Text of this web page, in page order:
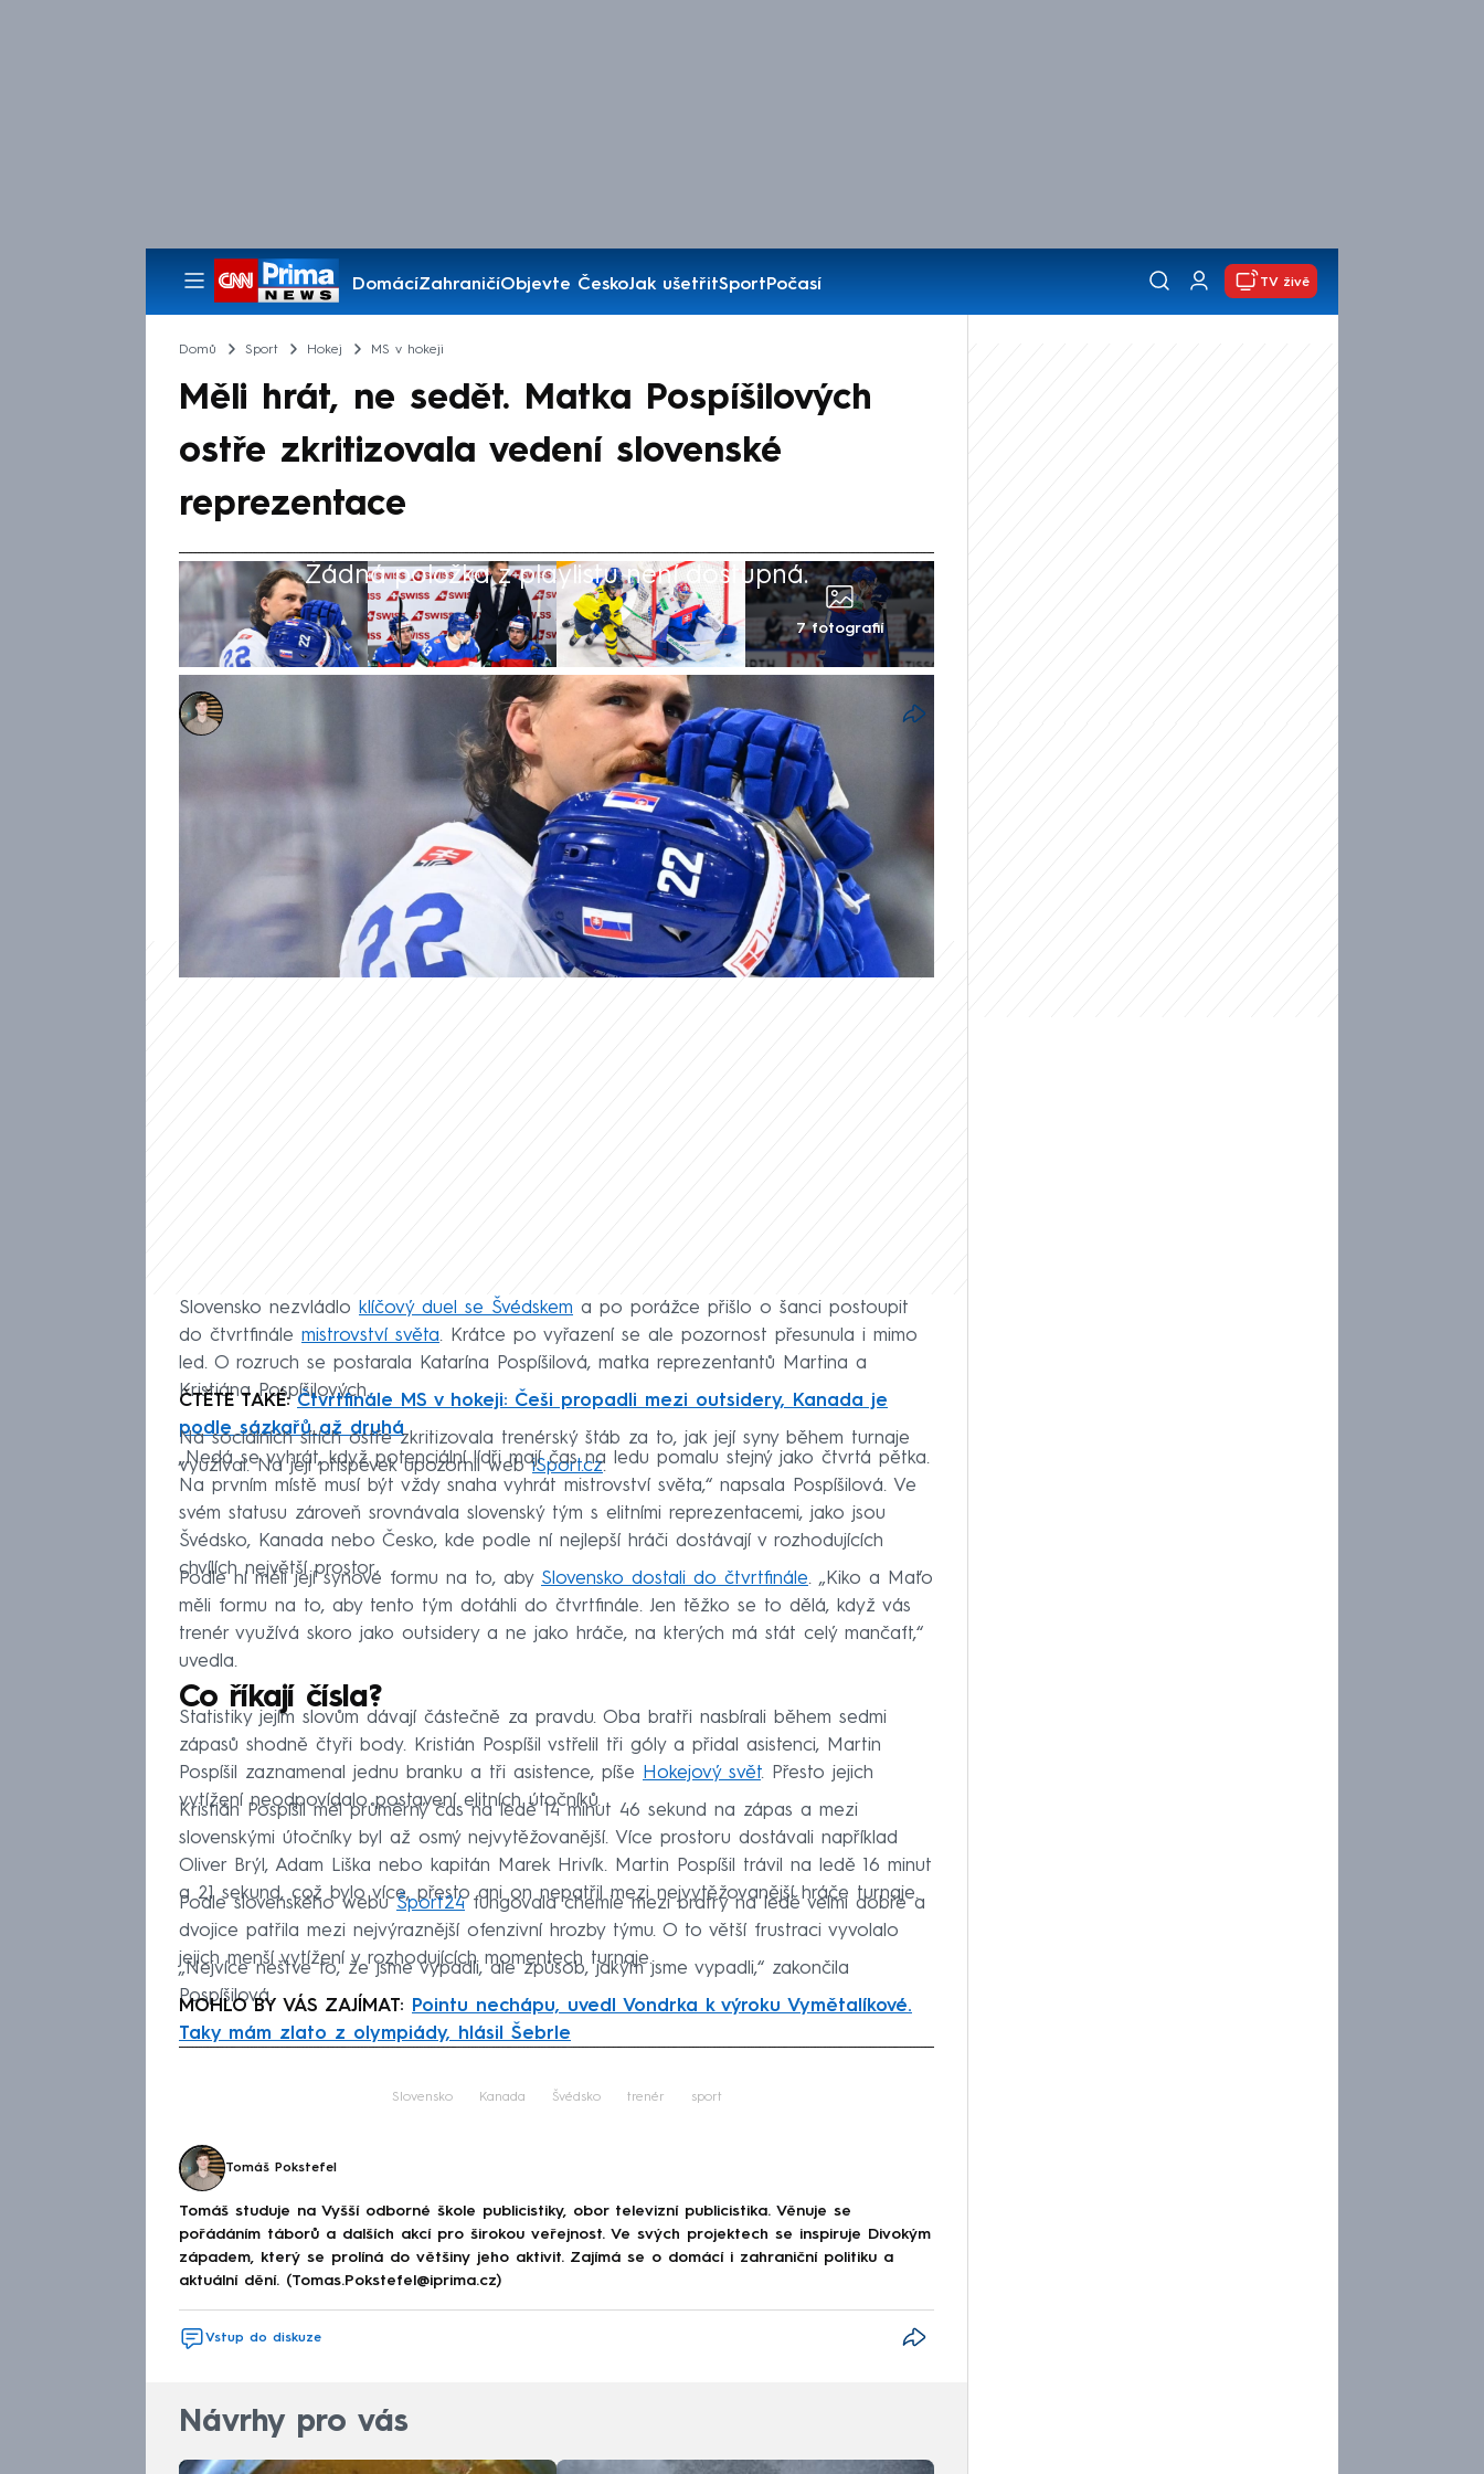
DomácíZahraničíObjevte ČeskoJak ušetřitSportPočasí
Pořady
TV živě
Domů Sport Hokej MS v hokeji
Měli hrát, ne sedět. Matka Pospíšilových
ostře zkritizovala vedení slovenské
reprezentace
Žádná položka z playlistu není dostupná.
7 fotografií
Tomáš Pokstefel
27. kvě 2026, 19:52
Po konci Slovenska na mistrovství světa přišla ostrá kritika směrem k
realizačnímu týmu. Katarína Pospíšilová, matka slovenských
reprezentantů Martina a Kristiána Pospíšilových, veřejně zpochybnila
využívání svých synů během turnaje. Podle ní měli být lídry mužstva,
místo toho dostávali prostor odpovídající spíše hráčům třetí formace.
Slovensko nezvládlo klíčový duel se Švédskem a po porážce přišlo o šanci postoupit
do čtvrtfinále mistrovství světa. Krátce po vyřazení se ale pozornost přesunula i mimo
led. O rozruch se postarala Katarína Pospíšilová, matka reprezentantů Martina a
Kristiána Pospíšilových.
ČTĚTE TAKÉ:Čtvrtfinále MS v hokeji: Češi propadli mezi outsidery, Kanada je
podle sázkařů až druhá
Na sociálních sítích ostře zkritizovala trenérský štáb za to, jak její syny během turnaje
využíval. Na její příspěvek upozornil webiSport.cz.
„Nedá se vyhrát, když potenciální lídři mají čas na ledu pomalu stejný jako čtvrtá pětka.
Na prvním místě musí být vždy snaha vyhrát mistrovství světa,“ napsala Pospíšilová. Ve
svém statusu zároveň srovnávala slovenský tým s elitními reprezentacemi, jako jsou
Švédsko, Kanada nebo Česko, kde podle ní nejlepší hráči dostávají v rozhodujících
chvílích největší prostor.
Podle ní měli její synové formu na to, aby Slovensko dostali do čtvrtfinále. „Kiko a Maťo
měli formu na to, aby tento tým dotáhli do čtvrtfinále. Jen těžko se to dělá, když vás
trenér využívá skoro jako outsidery a ne jako hráče, na kterých má stát celý mančaft,“
uvedla.
Co říkají čísla?
Statistiky jejím slovům dávají částečně za pravdu. Oba bratři nasbírali během sedmi
zápasů shodně čtyři body. Kristián Pospíšil vstřelil tři góly a přidal asistenci, Martin
Pospíšil zaznamenal jednu branku a tři asistence, píše Hokejový svět. Přesto jejich
vytížení neodpovídalo postavení elitních útočníků.
Kristián Pospíšil měl průměrný čas na ledě 14 minut 46 sekund na zápas a mezi
slovenskými útočníky byl až osmý nejvytěžovanější. Více prostoru dostávali například
Oliver Brýl, Adam Liška nebo kapitán Marek Hrivík. Martin Pospíšil trávil na ledě 16 minut
a 21 sekund, což bylo více, přesto ani on nepatřil mezi nejvytěžovanější hráče turnaje.
Podle slovenského webuŠport24fungovala chemie mezi bratry na ledě velmi dobře a
dvojice patřila mezi nejvýraznější ofenzivní hrozby týmu. O to větší frustraci vyvolalo
jejich menší vytížení v rozhodujících momentech turnaje.
„Nejvíce neštve to, že jsme vypadli, ale způsob, jakým jsme vypadli,“ zakončila
Pospíšilová.
MOHLO BY VÁS ZAJÍMAT: Pointu nechápu, uvedl Vondrka k výroku Vymětalíkové.
Taky mám zlato z olympiády, hlásil Šebrle
Slovensko Kanada Švédsko trenér sport
Tomáš Pokstefel
Tomáš studuje na Vyšší odborné škole publicistiky, obor televizní publicistika. Věnuje se
pořádáním táborů a dalších akcí pro širokou veřejnost. Ve svých projektech se inspiruje Divokým
západem, který se prolíná do většiny jeho aktivit. Zajímá se o domácí i zahraniční politiku a
aktuální dění. (Tomas.Pokstefel@iprima.cz)
Vstup do diskuze
Návrhy pro vás